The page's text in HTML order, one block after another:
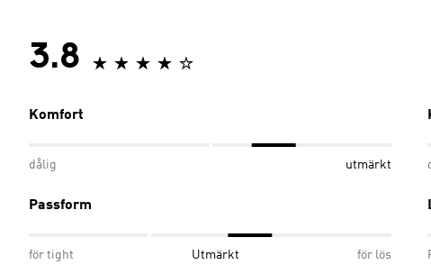
3.8
Komfort
dålig utmärkt
Passform
för tight Utmärkt för lös